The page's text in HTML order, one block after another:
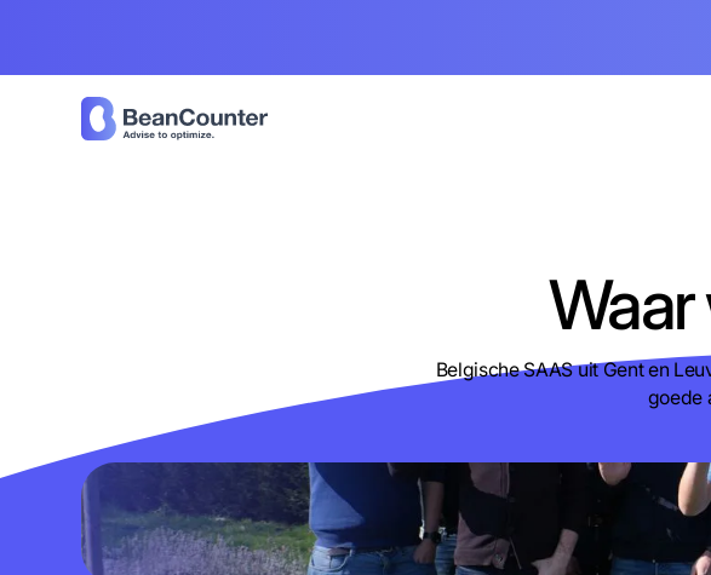
Waar
Belgische SAAS uit Gent en
goede